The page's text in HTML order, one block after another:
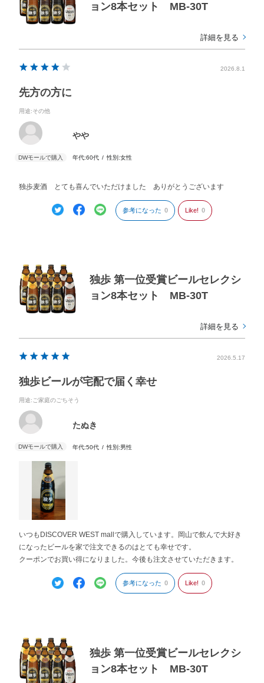
ョン8本セット MB-30T
詳細を見る
2026.8.1
先方の方に
用途:その他
やや
年代:60代 性別:女性
独歩麦酒 とても喜んでいただけました ありがとうございます
参考になった 0 Like! 0
独歩 第一位受賞ビールセレクシ
ョン8本セット MB-30T
詳細を見る
2026.5.17
独歩ビールが宅配で届く幸せ
用途:ご家庭のごちそう
たぬき
年代:50代 性別:男性
いつもDISCOVER WEST mallで購入しています。岡山で飲んで大好き
になったビールを家で注文できるのはとても幸せです。
クーポンでお買い得になりました。今後も注文させていただきます。
参考になった 0 Like! 0
独歩 第一位受賞ビールセレクシ
ョン8本セット MB-30T